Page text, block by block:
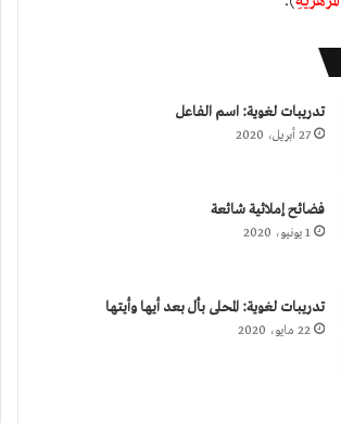
تدريبات لغوية: اسم الفاعل
27 أبريل، 2020
فضائح إملائية شائعة
1 يونيو، 2020
تدريبات لغوية: المحلى بأل بعد أيها وأيتها
22 مايو، 2020